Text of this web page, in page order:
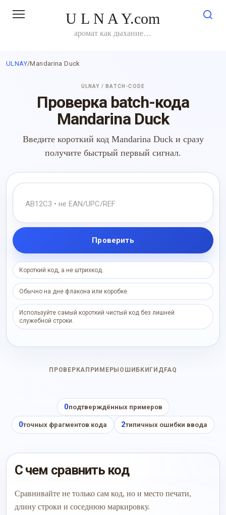
U L N A Y.com
аромат как дыхание…
ULNAY/Mandarina Duck
ULNAY / BATCH-CODE
Проверка batch-кода
Mandarina Duck
Введите короткий код Mandarina Duck и сразу
получите быстрый первый сигнал.
Проверить
Короткий код, а не штрихкод.
Обычно на дне флакона или коробке.
Используйте самый короткий чистый код без лишней
служебной строки.
ПРОВЕРКА ПРИМЕРЫ ОШИБКИ ГИД FAQ
0подтверждённых примеров
0точных фрагментов кода 2типичных ошибки ввода
С чем сравнить код
Сравнивайте не только сам код, но и место печати,
длину строки и соседнюю маркировку.